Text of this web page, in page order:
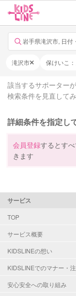
岩手県滝沢市, 日付
滝沢市 保けいこ
該当するサポーターが
検索条件を見直してみ
詳細条件を指定し
会員登録するとす
きます
サービス
TOP
サービス概要
KIDSLINEの想い
KIDSLINEでのマナー・
安心安全への取り組み